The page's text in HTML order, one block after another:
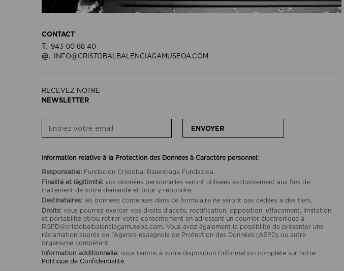
CONTACT
T.
943 00 88 40
@.
INFO@CRISTOBALBALENCIAGAMUSEOA.COM
RECEVEZ NOTRE
NEWSLETTER
ENVOYER
Information relative à la Protection des Données à Caractère personnel:
Responsable: Fundación Cristobal Balenciaga Fundazioa.
Finalité et légitimité: vos données personnelles seront utilisées exclusivement aux fins de
traitement de votre demande et pour y répondre.
Destinataires: les données contenues dans ce formulaire ne seront pas cédées à des tiers.
Droits: vous pourrez exercer vos droits d’accès, rectification, opposition, effacement, limitation
et portabilité et/ou retirer votre consentement en adressant un courrier électronique à
RGPD@cristobalbalenciagamuseoa.com. Vous avez également la possibilité de présenter une
réclamation auprès de l’Agence espagnole de Protection des Données (AEPD) ou autre
organisme compétent.
Information additionnelle: nous tenons à votre disposition l’information complète sur notre
Politique de Confidentialité.